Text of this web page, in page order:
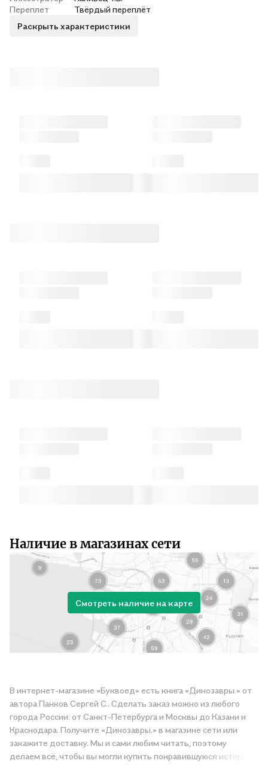
Переплет
Твёрдый переплёт
Раскрыть характеристики
Наличие в магазинах сети
Смотреть наличие на карте
В интернет-магазине «Буквоед» есть книга «Динозавры.» от
автора Панков Сергей С.. Сделать заказ можно из любого
города России: от Санкт-Петербурга и Москвы до Казани и
Краснодара. Получите «Динозавры.» в магазине сети или
закажите доставку. Мы и сами любим читать, поэтому
делаем всё, чтобы вы могли купить понравившуюся историю